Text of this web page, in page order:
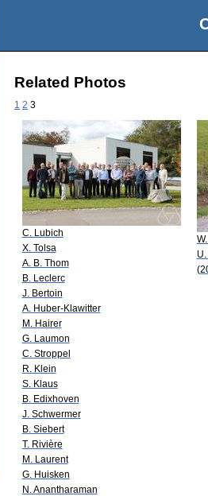
Related Photos
1 2 3
C. Lubich
X. Tolsa
A. B. Thom
B. Leclerc
J. Bertoin
A. Huber-Klawitter
M. Hairer
G. Laumon
C. Stroppel
R. Klein
S. Klaus
B. Edixhoven
J. Schwermer
B. Siebert
T. Rivière
M. Laurent
G. Huisken
N. Anantharaman